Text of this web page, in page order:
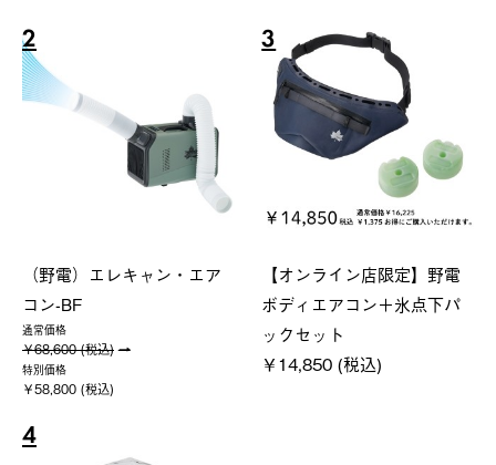
2
（野電）エレキャン・エア
コン-BF
通常価格
￥68,600 (税込)
特別価格
￥58,800 (税込)
3
【オンライン店限定】野電
ボディエアコン＋氷点下パ
ックセット
￥14,850 (税込)
4